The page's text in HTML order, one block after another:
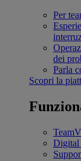
Per
dei
Parla
Scopri la
Digital